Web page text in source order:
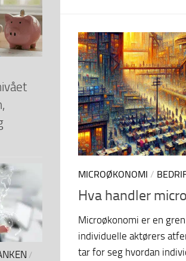
MICROØKONOMI /
Hva handler
Microøkonomi er en
individuelle aktørers
tar for seg hvordan
/